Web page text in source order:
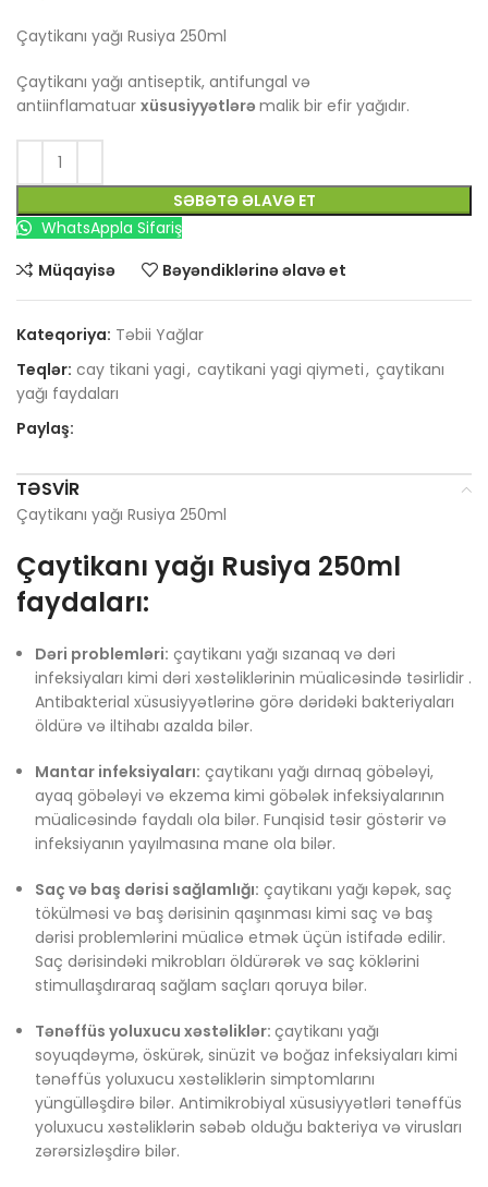
Çaytikanı yağı Rusiya 250ml
Çaytikanı yağı antiseptik, antifungal və
antiinflamatuar xüsusiyyətlərə malik bir efir yağıdır.
SƏBƏTƏ ƏLAVƏ ET
WhatsAppla Sifariş
Müqayisə
Bəyəndiklərinə əlavə et
Kateqoriya: Təbii Yağlar
Teqlər: cay tikani yagi, caytikani yagi qiymeti, çaytikanı
yağı faydaları
Paylaş:
TƏSVIR
Çaytikanı yağı Rusiya 250ml
Çaytikanı yağı Rusiya 250ml
faydaları:
Dəri problemləri: çaytikanı yağı sızanaq və dəri
infeksiyaları kimi dəri xəstəliklərinin müalicəsində təsirlidir .
Antibakterial xüsusiyyətlərinə görə dəridəki bakteriyaları
öldürə və iltihabı azalda bilər.
Mantar infeksiyaları: çaytikanı yağı dırnaq göbələyi,
ayaq göbələyi və ekzema kimi göbələk infeksiyalarının
müalicəsində faydalı ola bilər. Funqisid təsir göstərir və
infeksiyanın yayılmasına mane ola bilər.
Saç və baş dərisi sağlamlığı: çaytikanı yağı kəpək, saç
tökülməsi və baş dərisinin qaşınması kimi saç və baş
dərisi problemlərini müalicə etmək üçün istifadə edilir.
Saç dərisindəki mikrobları öldürərək və saç köklərini
stimullaşdıraraq sağlam saçları qoruya bilər.
Tənəffüs yoluxucu xəstəliklər: çaytikanı yağı
soyuqdəymə, öskürək, sinüzit və boğaz infeksiyaları kimi
tənəffüs yoluxucu xəstəliklərin simptomlarını
yüngülləşdirə bilər. Antimikrobiyal xüsusiyyətləri tənəffüs
yoluxucu xəstəliklərin səbəb olduğu bakteriya və virusları
zərərsizləşdirə bilər.